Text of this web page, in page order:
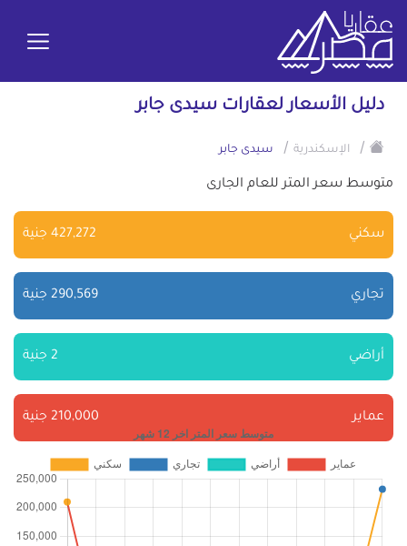
دليل الأسعار لعقارات سيدى جابر
/ الإسكندرية / سيدى جابر
متوسط سعر المتر للعام الجارى
سكني 427,272 جنية
تجاري 290,569 جنية
أراضي 2 جنية
عماير 210,000 جنية